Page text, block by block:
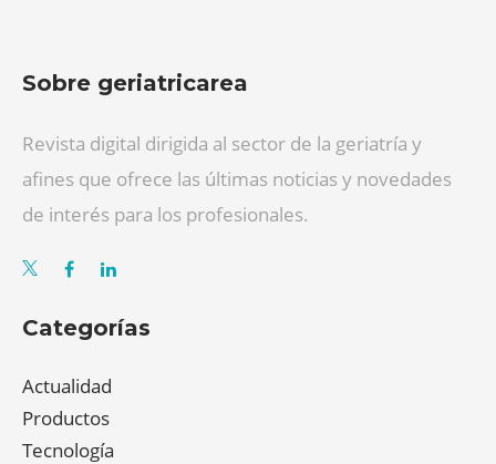
Sobre geriatricarea
Revista digital dirigida al sector de la geriatría y
afines que ofrece las últimas noticias y novedades
de interés para los profesionales.
Categorías
Actualidad
Productos
Tecnología